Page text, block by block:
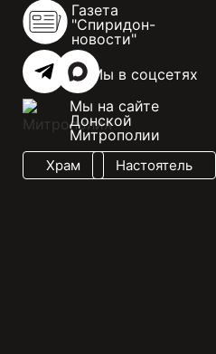
Газета
"Спиридон-
новости"
Мы в соцсетях
Мы на сайте
Донской
Митрополии
Храм Настоятель